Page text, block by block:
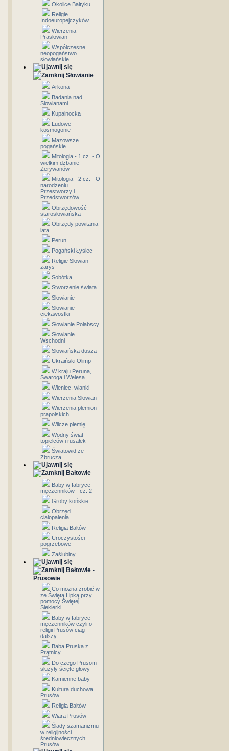
Okolice Bałtyku
Religie
Indoeuropejczyków
Wierzenia
Prasłowian
Współczesne
neopogaństwo
słowiańskie
Słowianie
Arkona
Badania nad
Słowianami
Kupalnocka
Ludowe
kosmogonie
Mazowsze
pogańskie
Mitologia - 1 cz. - O
wielkim dzbanie
Zerywanów
Mitologia - 2 cz. - O
narodzeniu
Przestworzy i
Przedstworzów
Obrzędowość
starosłowiańska
Obrzędy powitania
lata
Perun
Pogański Łysiec
Religie Słowian -
zarys
Sobótka
Stworzenie świata
Słowianie
Słowianie -
ciekawostki
Słowianie Połabscy
Słowianie
Wschodni
Słowiańska dusza
Ukraiński Olimp
W kraju Peruna,
Swaroga i Welesa
Wieniec, wianki
Wierzenia Słowian
Wierzenia plemion
prapolskich
Wilcze plemię
Wodny świat
topielców i rusałek
Światowid ze
Zbrucza
Bałtowie
Baby w fabryce
męczenników - cz. 2
Groby końskie
Obrzęd
ciałopalenia
Religia Bałtów
Uroczystości
pogrzebowe
Zaślubiny
Bałtowie -
Prusowie
Co można zrobić w
ze Świętą Lipką przy
pomocy Świętej
Siekierki
Baby w fabryce
męczenników czyli o
religii Prusów ciąg
dalszy
Baba Pruska z
Prątnicy
Do czego Prusom
służyły ścięte głowy
Kamienne baby
Kultura duchowa
Prusów
Religia Bałtów
Wiara Prusów
Ślady szamanizmu
w religijności
średniowiecznych
Prusów